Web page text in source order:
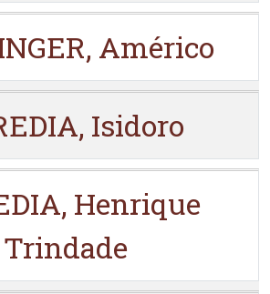
Américo
Isidoro
Henrique
Trindade